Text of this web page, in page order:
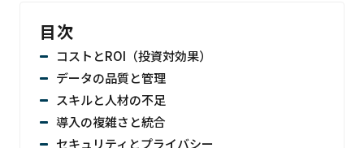
目次
コストとROI（投資対効果）
データの品質と管理
スキルと人材の不足
導入の複雑さと統合
セキュリティとプライバシー